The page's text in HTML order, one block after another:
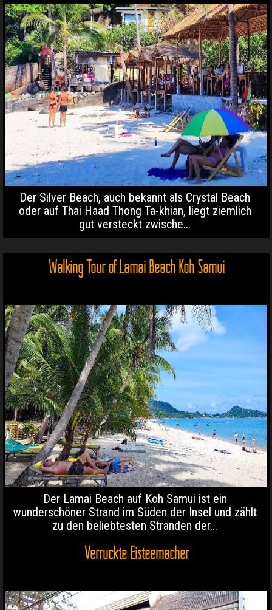
Der Silver Beach, auch bekannt als Crystal Beach
oder auf Thai Haad Thong Ta-khian, liegt ziemlich
gut versteckt zwische...
Walking Tour of Lamai Beach Koh Samui
Der Lamai Beach auf Koh Samui ist ein
wunderschöner Strand im Süden der Insel und zählt
zu den beliebtesten Stränden der...
Verrückte Eisteemacher